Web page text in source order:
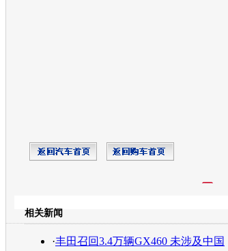
相关新闻
·丰田召回3.4万辆GX460 未涉及中国